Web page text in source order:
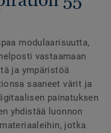
modulaarisuutta,
vastaamaan
ja ympäristöä
saaneet värit ja
painatuksen
yhdistää luonnon
jotka